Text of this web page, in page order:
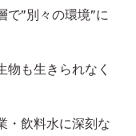
で”別々の環境”に
物も生きられなく
・飲料水に深刻な